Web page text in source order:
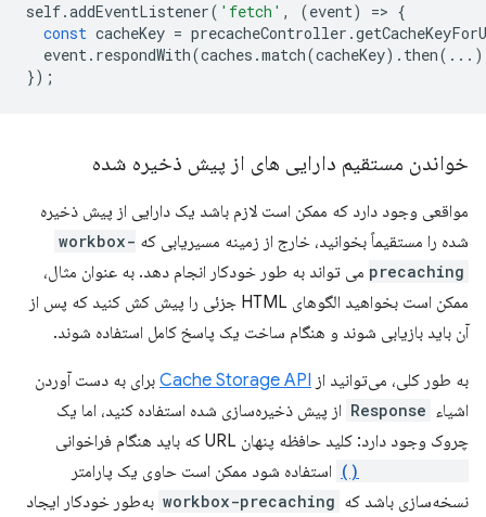
self.addEventListener( 'fetch' , (event) => {
const cacheKey = precacheController .
event. respondWith(caches .match(cacheKey). then
});
خواندن مستقیم دارایی های از پیش ذخیره شده
مواقعی وجود دارد که ممکن است لازم باشد یک دارایی از پیش ذخیره
شده را مستقیماً بخوانید، خارج از زمینه مسیریابی که workbox-
precaching می تواند به طور خودکار انجام دهد. به عنوان مثال،
ممکن است بخواهید الگوهای HTML جزئی را پیش کش کنید که پس از
آن باید بازیابی شوند و هنگام ساخت یک پاسخ کامل استفاده شوند.
به طور کلی، می‌توانید از Cache Storage API برای به دست آوردن
اشیاء Response از پیش ذخیره‌سازی شده استفاده کنید، اما یک
چروک وجود دارد: کلید حافظه پنهان URL که باید هنگام فراخوانی
استفاده شود ممکن است حاوی یک پارامتر
نسخه‌سازی باشد که workbox-precaching به‌طور خودکار ایجاد